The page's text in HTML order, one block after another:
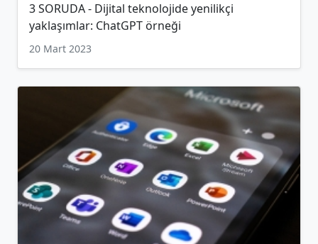
3 SORUDA - Dijital teknolojide yenilikçi
yaklaşımlar: ChatGPT örneği
20 Mart 2023